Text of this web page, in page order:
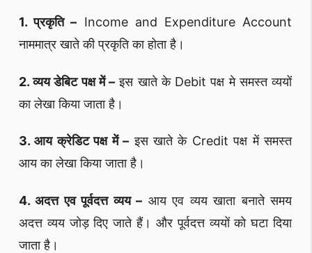
1. प्रकृति – Income and Expenditure Account
नाममात्र खाते की प्रकृति का होता है।
2. व्यय डेबिट पक्ष में – इस खाते के Debit पक्ष मे समस्त व्ययों
का लेखा किया जाता है।
3. आय क्रेडिट पक्ष में – इस खाते के Credit पक्ष में समस्त
आय का लेखा किया जाता है।
4. अदत्त एव पूर्वदत्त व्यय – आय एव व्यय खाता बनाते समय
अदत्त व्यय जोड़ दिए जाते हैं। और पूर्वदत्त व्ययों को घटा दिया
जाता है।